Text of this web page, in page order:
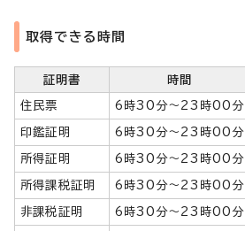
取得できる時間
証明書 時間
住民票 6時30分～23時00分
印鑑証明 6時30分～23時00分
所得証明 6時30分～23時00分
所得課税証明 6時30分～23時00分
非課税証明 6時30分～23時00分